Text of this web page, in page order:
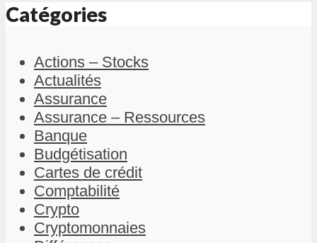
Catégories
Actions – Stocks
Actualités
Assurance
Assurance – Ressources
Banque
Budgétisation
Cartes de crédit
Comptabilité
Crypto
Cryptomonnaies